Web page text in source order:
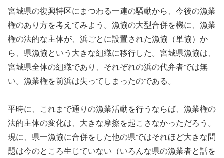
宮城県の復興特区にまつわる一連の騒動から、今後の漁業
権のあり方を考えてみよう。漁協の大型合併を機に、漁業
権の法的な主体が、浜ごとに設置された漁協（単協）か
ら、県漁協という大きな組織に移行した。宮城県漁協は、
宮城県全体の組織であり、それぞれの浜の代弁者では無
い。漁業権を前浜は失ってしまったのである。
平時に、これまで通りの漁業活動を行うならば、漁業権の
法的主体の変化は、大きな摩擦を起こさなかっただろう。
現に、県一漁協に合併をした他の県ではそれほど大きな問
題は今のところ生じていない（いろんな県の漁業者と話を